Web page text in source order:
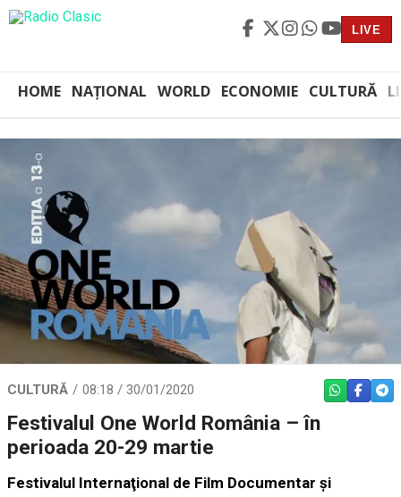
LIVE
HOME NAȚIONAL WORLD ECONOMIE CULTURĂ
CULTURĂ 08:18 / 30/01/2020 WHATSAPP
Festivalul One World România – în
perioada 20-29 martie
Festivalul Internaţional de Film Documentar şi